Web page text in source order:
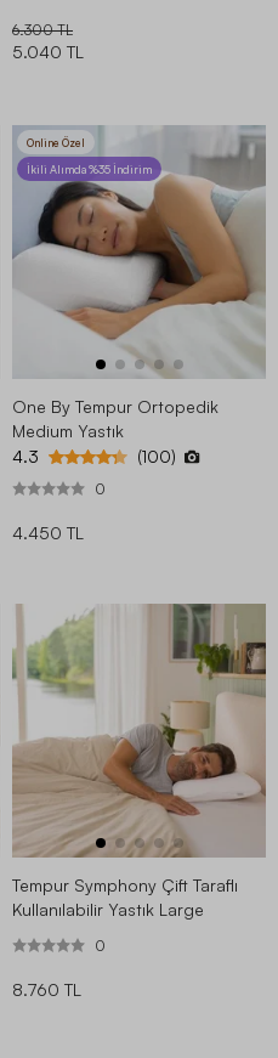
6.300 TL
5.040 TL
Online Özel
İkili Alımda %35 İndirim
One By Tempur Ortopedik
Medium Yastık
4.3
(100)
0
4.450 TL
Tempur Symphony Çift Taraflı
Kullanılabilir Yastık Large
0
8.760 TL